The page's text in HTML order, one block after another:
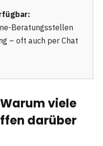
Beratungsstellen
– oft auch per Chat
viele
darüber